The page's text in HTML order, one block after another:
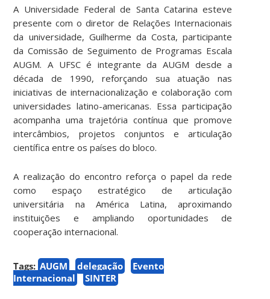
A Universidade Federal de Santa Catarina esteve
presente com o diretor de Relações Internacionais
da universidade, Guilherme da Costa, participante
da Comissão de Seguimento de Programas Escala
AUGM. A UFSC é integrante da AUGM desde a
década de 1990, reforçando sua atuação nas
iniciativas de internacionalização e colaboração com
universidades latino-americanas. Essa participação
acompanha uma trajetória contínua que promove
intercâmbios, projetos conjuntos e articulação
científica entre os países do bloco.
A realização do encontro reforça o papel da rede
como espaço estratégico de articulação
universitária na América Latina, aproximando
instituições e ampliando oportunidades de
cooperação internacional.
Tags: AUGM delegação
Evento
Internacional
SINTER